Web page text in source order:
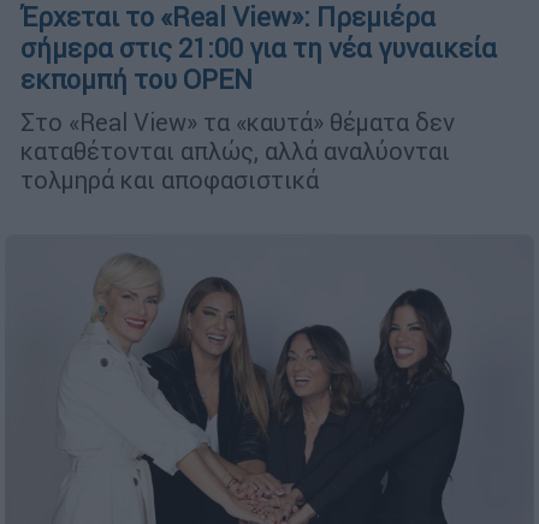
Έρχεται το «Real View»: Πρεμιέρα
σήμερα στις 21:00 για τη νέα γυναικεία
εκπομπή του OPEN
Στο «Real View» τα «καυτά» θέματα δεν
καταθέτονται απλώς, αλλά αναλύονται
τολμηρά και αποφασιστικά